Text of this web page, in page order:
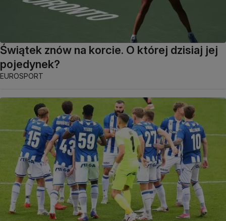
Świątek znów na korcie. O której dzisiaj jej
pojedynek?
EUROSPORT